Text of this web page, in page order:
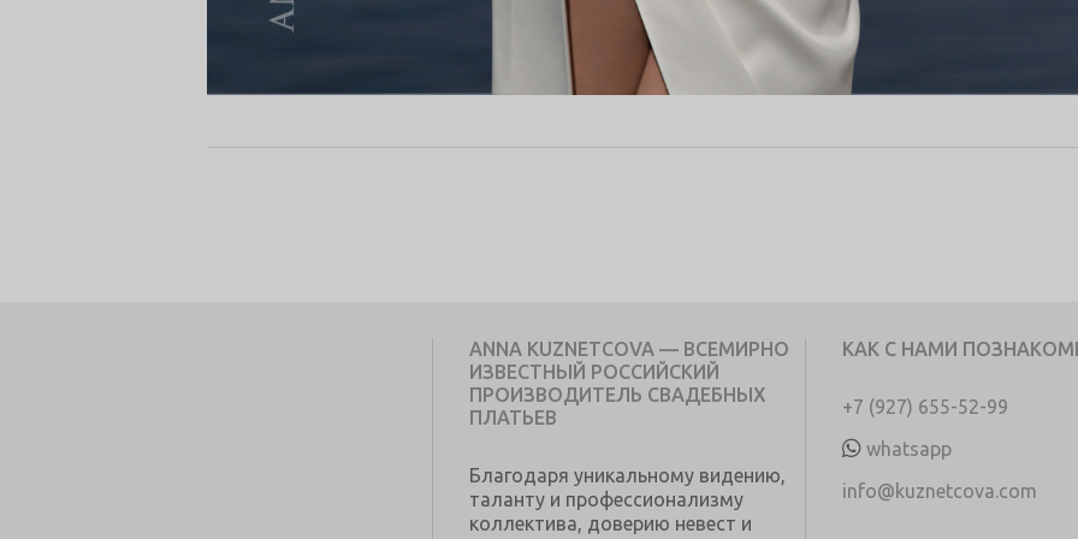
ANNA KUZNETCOVA — ВСЕМИРНО
ИЗВЕСТНЫЙ РОССИЙСКИЙ
ПРОИЗВОДИТЕЛЬ СВАДЕБНЫХ
ПЛАТЬЕВ
Благодаря уникальному видению,
таланту и профессионализму
коллектива, доверию невест и
КАК С НАМИ
+7 (927) 655-52-99
whatsapp
info@kuznetcova.com